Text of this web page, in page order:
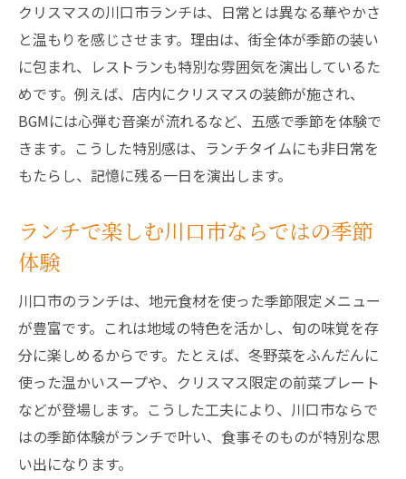
クリスマスシーズンに選ぶランチのポイン
ト
川口市で季節感を味わう特別なランチ
クリスマス限定ランチを川口市で楽しもう
クリスマスならではの限定ランチを堪能
川口市で出会う特別なランチプラン
ランチタイムで楽しむクリスマス気分
今だけのクリスマスランチ体験の楽しみ方
大切な人と心温まる川口市ランチを
家族や恋人と絆深まるクリスマスランチ
落ち着いた空間で過ごす特別なランチ時間
大切な人と楽しむ川口市のランチ体験
思い出に残るランチデートのポイント
クリスマスの川口市ランチは、日常とは異なる華やかさ
と温もりを感じさせます。理由は、街全体が季節の装い
に包まれ、レストランも特別な雰囲気を演出しているた
めです。例えば、店内にクリスマスの装飾が施され、
BGMには心弾む音楽が流れるなど、五感で季節を体験で
きます。こうした特別感は、ランチタイムにも非日常を
もたらし、記憶に残る一日を演出します。
ランチで楽しむ川口市ならではの季節
体験
川口市のランチは、地元食材を使った季節限定メニュー
が豊富です。これは地域の特色を活かし、旬の味覚を存
分に楽しめるからです。たとえば、冬野菜をふんだんに
使った温かいスープや、クリスマス限定の前菜プレート
などが登場します。こうした工夫により、川口市ならで
はの季節体験がランチで叶い、食事そのものが特別な思
い出になります。